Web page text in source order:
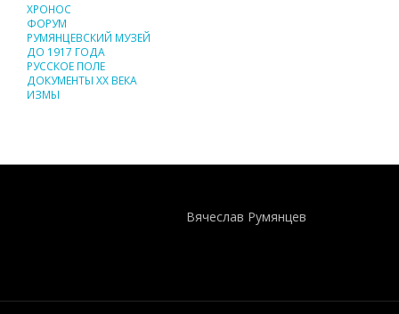
ХРОНОС
ФОРУМ
РУМЯНЦЕВСКИЙ МУЗЕЙ
ДО 1917 ГОДА
РУССКОЕ ПОЛЕ
ДОКУМЕНТЫ XX ВЕКА
ИЗМЫ
Вячеслав Румянцев